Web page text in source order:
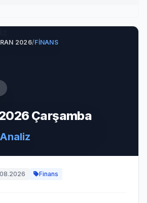
2026/FINANS
Çarşamba
Finans